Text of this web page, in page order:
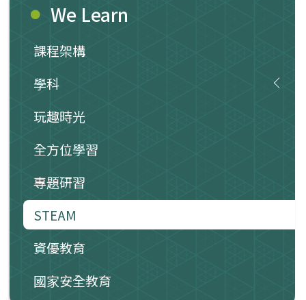
We Learn
課程架構
學科
玩趣時光
全方位學習
專題研習
STEAM
資優教育
國家安全教育